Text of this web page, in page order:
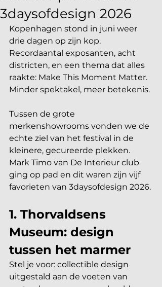
3daysofdesign 2026
Kopenhagen stond in juni weer
drie dagen op zijn kop.
Recordaantal exposanten, acht
districten, en een thema dat alles
raakte: Make This Moment Matter.
Minder spektakel, meer betekenis.
Tussen de grote
merkenshowrooms vonden we de
echte ziel van het festival in de
kleinere, gecureerde plekken.
Mark Timo van De Interieur club
ging op pad en dit waren zijn vijf
favorieten van 3daysofdesign 2026.
1. Thorvaldsens
Museum: design
tussen het marmer
Stel je voor: collectible design
uitgestald aan de voeten van